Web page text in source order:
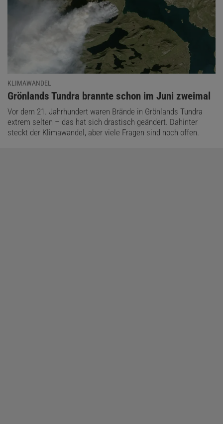
KLIMAWANDEL
:
Grönlands Tundra brannte schon im Juni zweimal
Vor dem 21. Jahrhundert waren Brände in Grönlands Tundra
extrem selten – das hat sich drastisch geändert. Dahinter
steckt der Klimawandel, aber viele Fragen sind noch offen.